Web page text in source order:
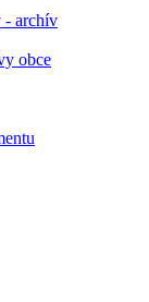
- archív
obce